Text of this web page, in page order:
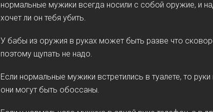
нормальные мужики всегда носили с собой оружие, и
хочет ли он тебя убить.
У бабы из оружия в руках может быть разве что
поэтому щупать не надо.
Если нормальные мужики встретились в туалете, то
они могут быть обоссаны.